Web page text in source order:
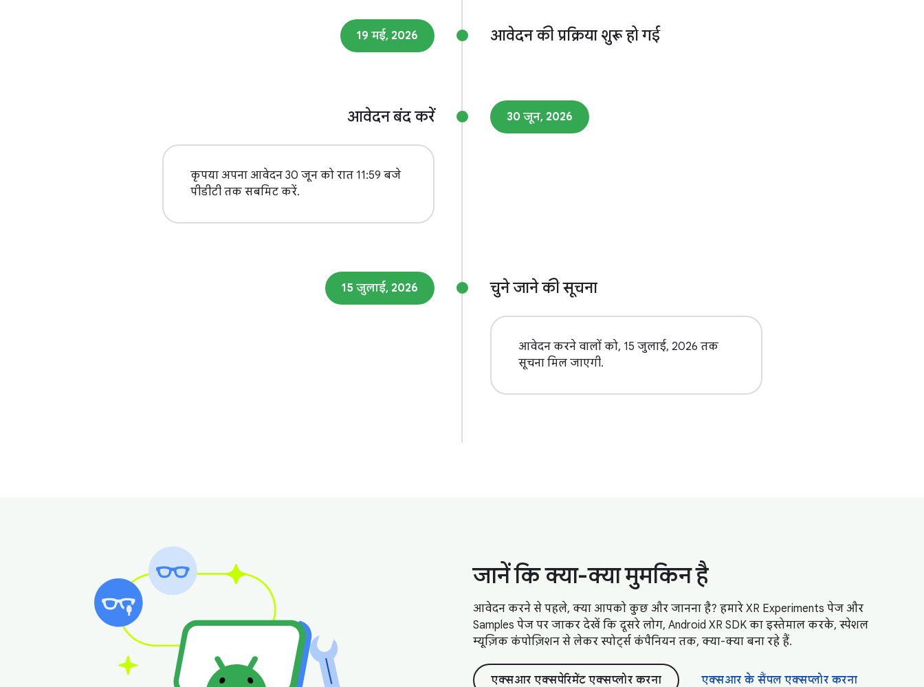
19 मई, 2026 आवेदन की प्रक्रिया शुरू हो गई
30 जून, 2026
आवेदन बंद करें
कृपया अपना आवेदन 30 जून को रात 11:59 बजे
पीडीटी तक सबमिट करें.
15 जुलाई, 2026 चुने जाने की सूचना
आवेदन करने वालों को, 15 जुलाई, 2026 तक
सूचना मिल जाएगी.
जानें कि क्या-क्या मुमकिन है
आवेदन करने से पहले, क्या आपको कुछ और जानना है? हमारे XR Experiments पेज और
Samples पेज पर जाकर देखें कि दूसरे लोग, Android XR SDK का इस्तेमाल करके, स्पेशल
म्यूज़िक कंपोज़िशन से लेकर स्पोर्ट्स कंपैनियन तक, क्या-क्या बना रहे हैं.
एक्सआर एक्सपेरिमेंट एक्सप्लोर करना एक्सआर के सैंपल एक्सप्लोर करना